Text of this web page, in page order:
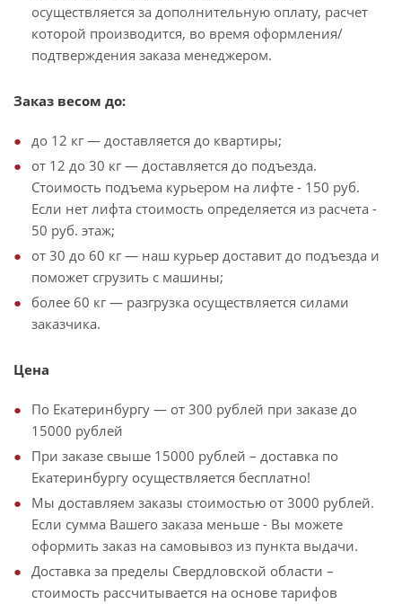
осуществляется за дополнительную оплату, расчет
которой производится, во время оформления/
подтверждения заказа менеджером.
Заказ весом до:
до 12 кг — доставляется до квартиры;
от 12 до 30 кг — доставляется до подъезда.
Стоимость подъема курьером на лифте - 150 руб.
Если нет лифта стоимость определяется из расчета -
50 руб. этаж;
от 30 до 60 кг — наш курьер доставит до подъезда и
поможет сгрузить с машины;
более 60 кг — разгрузка осуществляется силами
заказчика.
Цена
По Екатеринбургу — от 300 рублей при заказе до
15000 рублей
При заказе свыше 15000 рублей – доставка по
Екатеринбургу осуществляется бесплатно!
Мы доставляем заказы стоимостью от 3000 рублей.
Если сумма Вашего заказа меньше - Вы можете
оформить заказ на самовывоз из пункта выдачи.
Доставка за пределы Свердловской области –
стоимость рассчитывается на основе тарифов